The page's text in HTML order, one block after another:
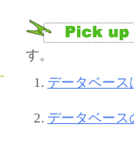
す。
データベー
データベー